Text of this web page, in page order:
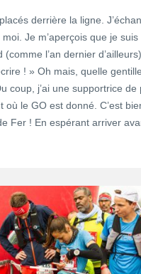
derrière la ligne.
Je m’aperçois que je
(comme l’an dernier
! » Oh mais, quelle
coup, j’ai une supportrice
où le GO est donné. C’est
Fer ! En espérant arriver